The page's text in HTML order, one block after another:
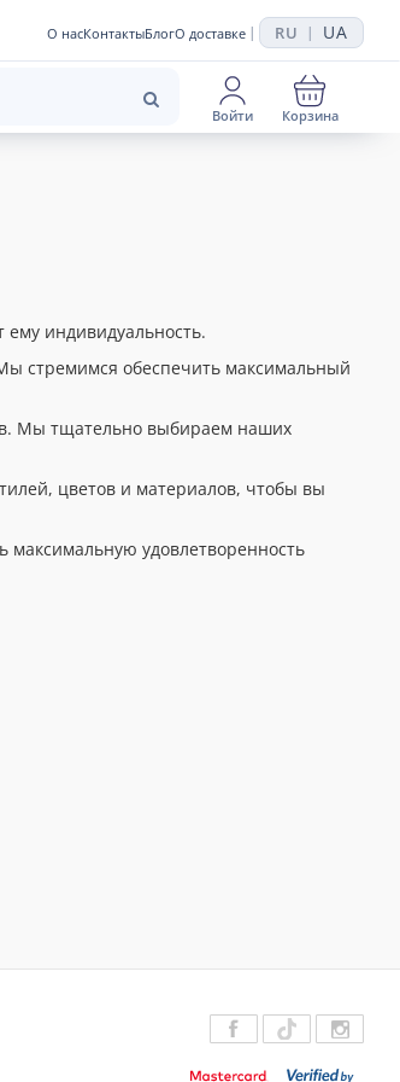
О насКонтактыБлогО доставке | RU | UA
Войти Корзина
индивидуальность.
стремимся обеспечить максимальный
Мы тщательно выбираем наших
цветов и материалов, чтобы вы
удовлетворенность